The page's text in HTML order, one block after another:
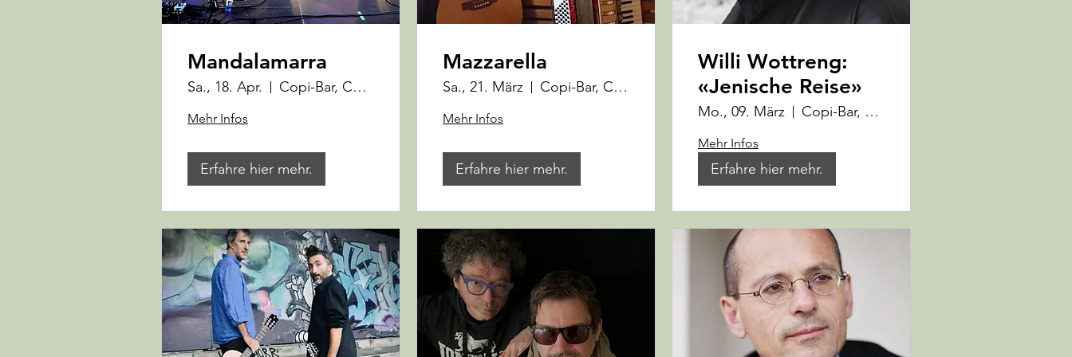
Mandalamarra
Sa., 18. Apr. Copi-Bar, Cooperativa Gusto e Cultura
Mehr Infos
Erfahre hier mehr.
Mazzarella
Sa., 21. März Copi-Bar, Cooperativa Gusto e Cultura
Mehr Infos
Erfahre hier mehr.
Willi Wottreng:
«Jenische Reise»
Mo., 09. März Copi-Bar, Cooperativa Gusto e Cultura
Mehr Infos
Erfahre hier mehr.